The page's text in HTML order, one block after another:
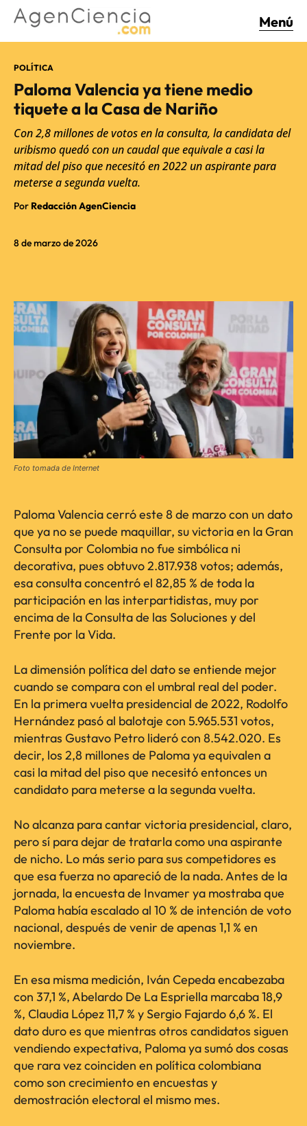
Menú
8 de marzo de 2026
POLÍTICA
Paloma Valencia ya tiene medio
tiquete a la Casa de Nariño
Con 2,8 millones de votos en la consulta, la candidata del
uribismo quedó con un caudal que equivale a casi la
mitad del piso que necesitó en 2022 un aspirante para
meterse a segunda vuelta.
Por Redacción AgenCiencia
Foto tomada de Internet
Paloma Valencia cerró este 8 de marzo con un dato
que ya no se puede maquillar, su victoria en la Gran
Consulta por Colombia no fue simbólica ni
decorativa, pues obtuvo 2.817.938 votos; además,
esa consulta concentró el 82,85 % de toda la
participación en las interpartidistas, muy por
encima de la Consulta de las Soluciones y del
Frente por la Vida.
La dimensión política del dato se entiende mejor
cuando se compara con el umbral real del poder.
En la primera vuelta presidencial de 2022, Rodolfo
Hernández pasó al balotaje con 5.965.531 votos,
mientras Gustavo Petro lideró con 8.542.020. Es
decir, los 2,8 millones de Paloma ya equivalen a
casi la mitad del piso que necesitó entonces un
candidato para meterse a la segunda vuelta.
No alcanza para cantar victoria presidencial, claro,
pero sí para dejar de tratarla como una aspirante
de nicho. Lo más serio para sus competidores es
que esa fuerza no apareció de la nada. Antes de la
jornada, la encuesta de Invamer ya mostraba que
Paloma había escalado al 10 % de intención de voto
nacional, después de venir de apenas 1,1 % en
noviembre.
En esa misma medición, Iván Cepeda encabezaba
con 37,1 %, Abelardo De La Espriella marcaba 18,9
%, Claudia López 11,7 % y Sergio Fajardo 6,6 %. El
dato duro es que mientras otros candidatos siguen
vendiendo expectativa, Paloma ya sumó dos cosas
que rara vez coinciden en política colombiana
como son crecimiento en encuestas y
demostración electoral el mismo mes.